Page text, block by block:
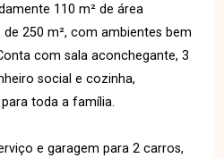
110 m² de área
250 m², com ambientes bem
com sala aconchegante, 3
social e cozinha,
toda a família.
e garagem para 2 carros,